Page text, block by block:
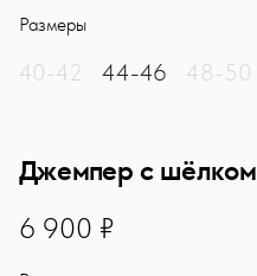
Размеры
40-42 44-46 48-50
Джемпер с шёлком
6900
6 900 ₽